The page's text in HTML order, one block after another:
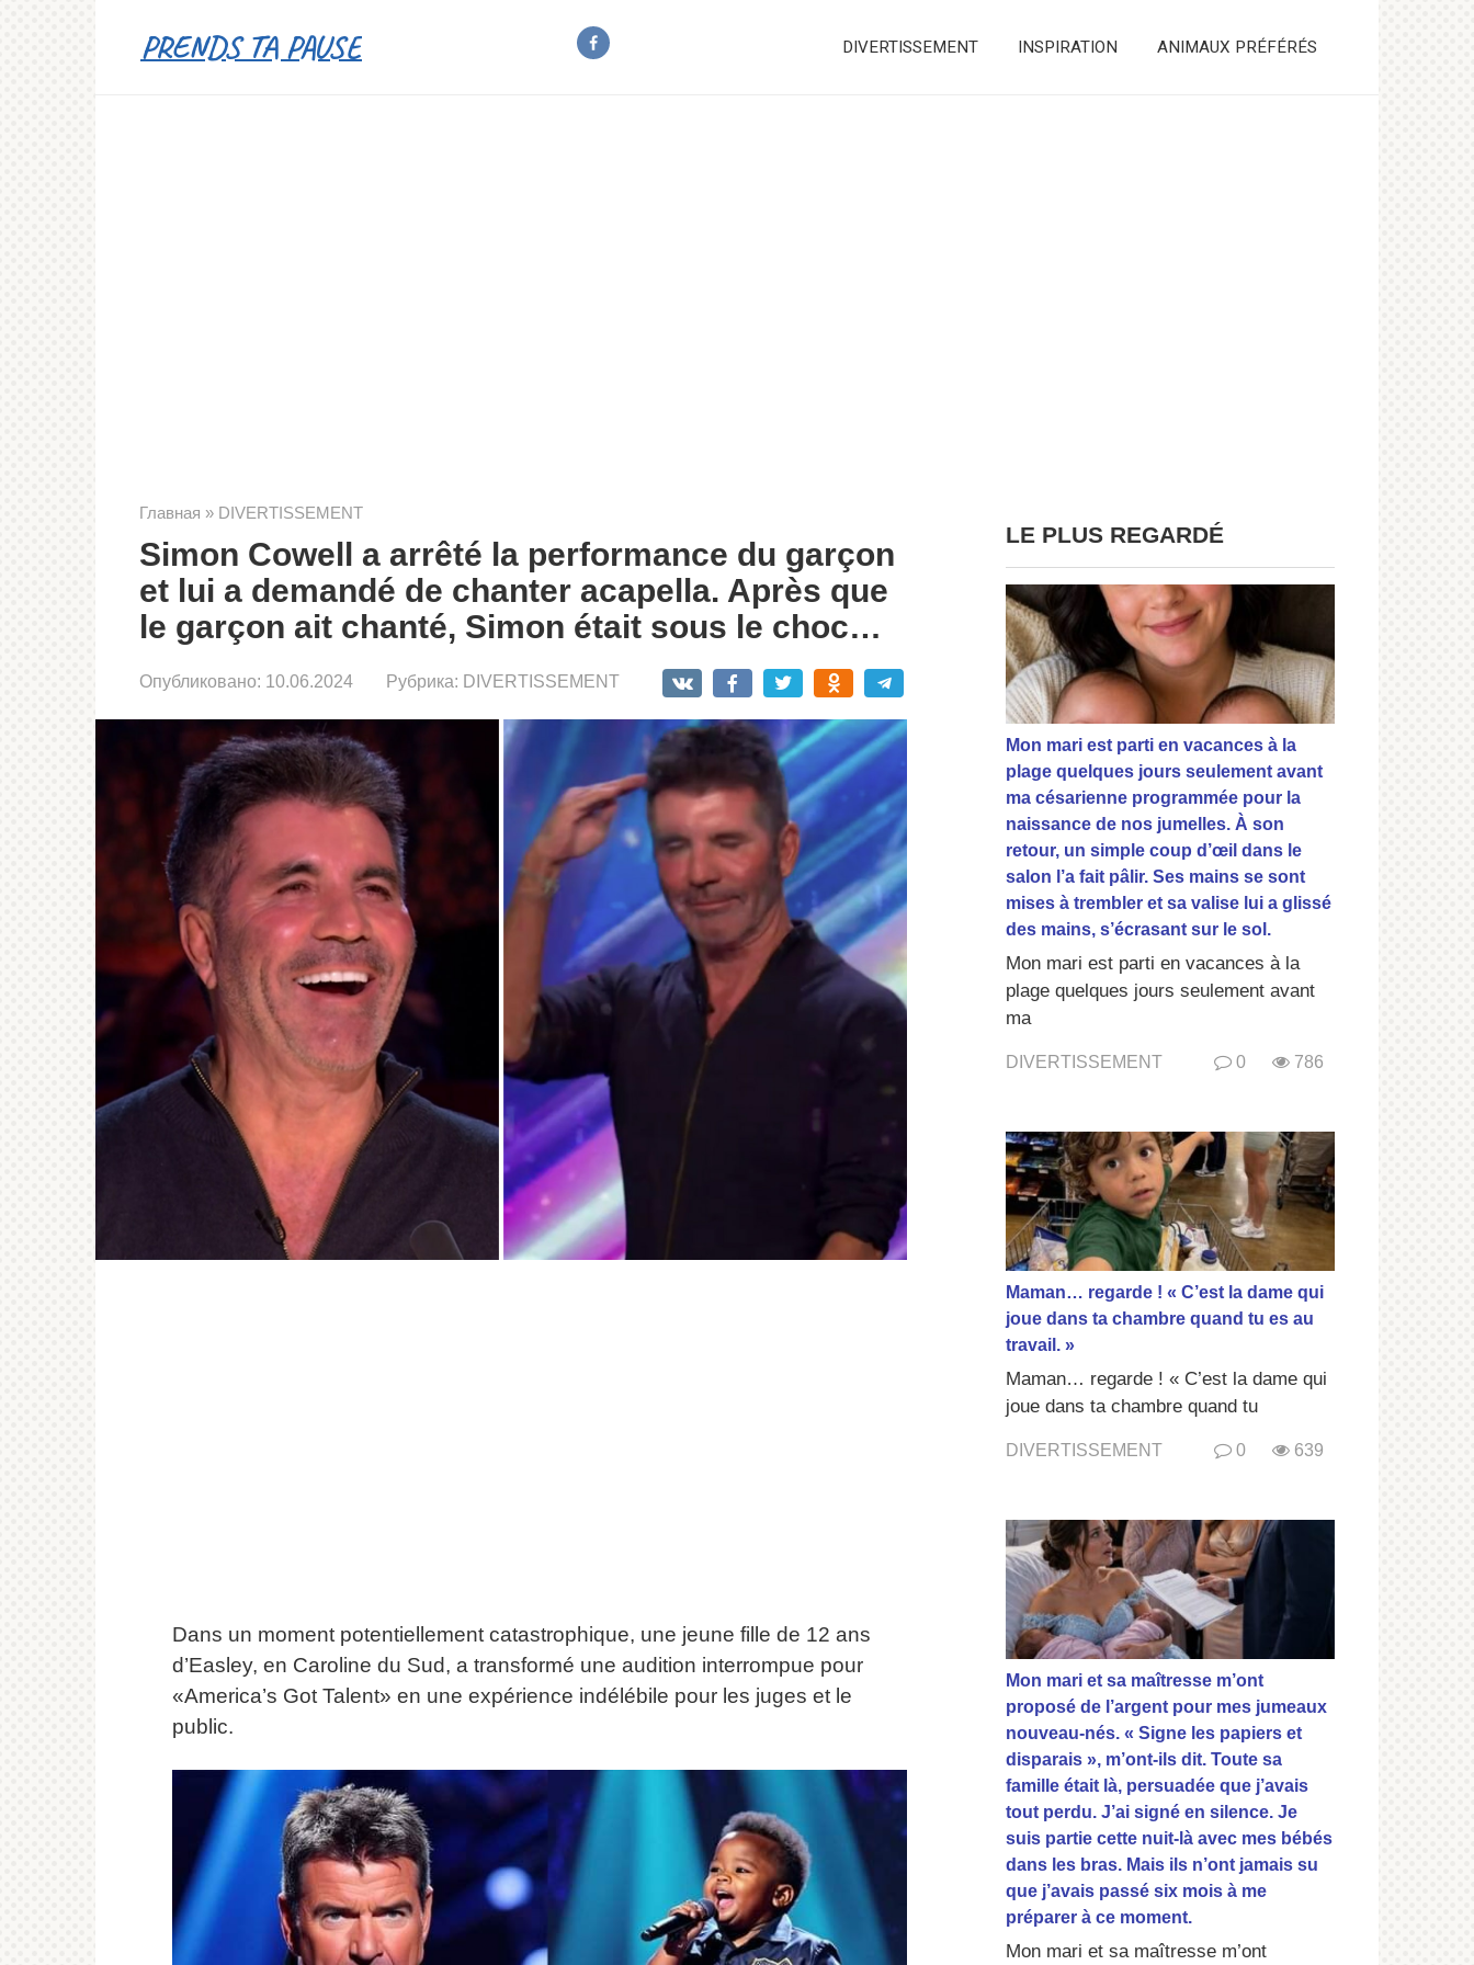
PRENDS TA PAUSE DIVERTISSEMENT INSPIRATION ANIMAUX PRÉFÉRÉS
Главная » DIVERTISSEMENT
Simon Cowell a arrêté la performance du garçon
et lui a demandé de chanter acapella. Après que
le garçon ait chanté, Simon était sous le choc…
Опубликовано: 10.06.2024 Рубрика: DIVERTISSEMENT
Dans un moment potentiellement catastrophique, une jeune fille de 12 ans
d’Easley, en Caroline du Sud, a transformé une audition interrompue pour
«America’s Got Talent» en une expérience indélébile pour les juges et le
public.
LE PLUS REGARDÉ
Mon mari est parti en vacances à la
plage quelques jours seulement avant
ma césarienne programmée pour la
naissance de nos jumelles. À son
retour, un simple coup d’œil dans le
salon l’a fait pâlir. Ses mains se sont
mises à trembler et sa valise lui a glissé
des mains, s’écrasant sur le sol.
Mon mari est parti en vacances à la
plage quelques jours seulement avant
ma
DIVERTISSEMENT 0 786
Maman… regarde ! « C’est la dame qui
joue dans ta chambre quand tu es au
travail. »
Maman… regarde ! « C’est la dame qui
joue dans ta chambre quand tu
DIVERTISSEMENT 0 639
Mon mari et sa maîtresse m’ont
proposé de l’argent pour mes jumeaux
nouveau-nés. « Signe les papiers et
disparais », m’ont-ils dit. Toute sa
famille était là, persuadée que j’avais
tout perdu. J’ai signé en silence. Je
suis partie cette nuit-là avec mes bébés
dans les bras. Mais ils n’ont jamais su
que j’avais passé six mois à me
préparer à ce moment.
Mon mari et sa maîtresse m’ont